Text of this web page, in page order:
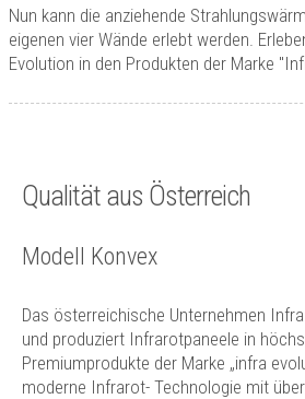
Nun kann die anziehende
eigenen vier Wände erlebt werden.
Evolution in den Produkten der Marke
Qualität aus Österreich
Modell Konvex
Das österreichische Unternehmen
und produziert Infrarotpaneele in
Premiumprodukte der Marke „infra
moderne Infrarot- Technologie mit